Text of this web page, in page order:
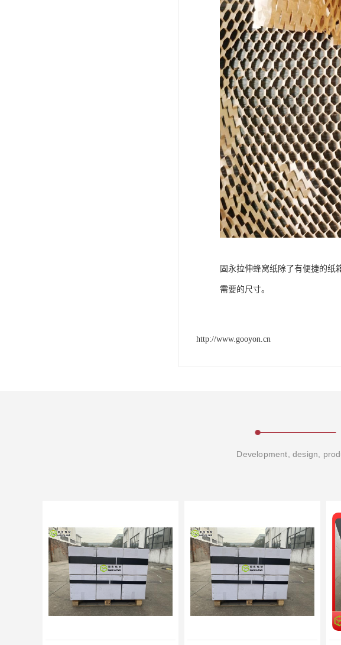
固永拉伸蜂窝纸除了有便捷的纸
需要的尺寸。
http://www.gooyon.cn
Development, design,